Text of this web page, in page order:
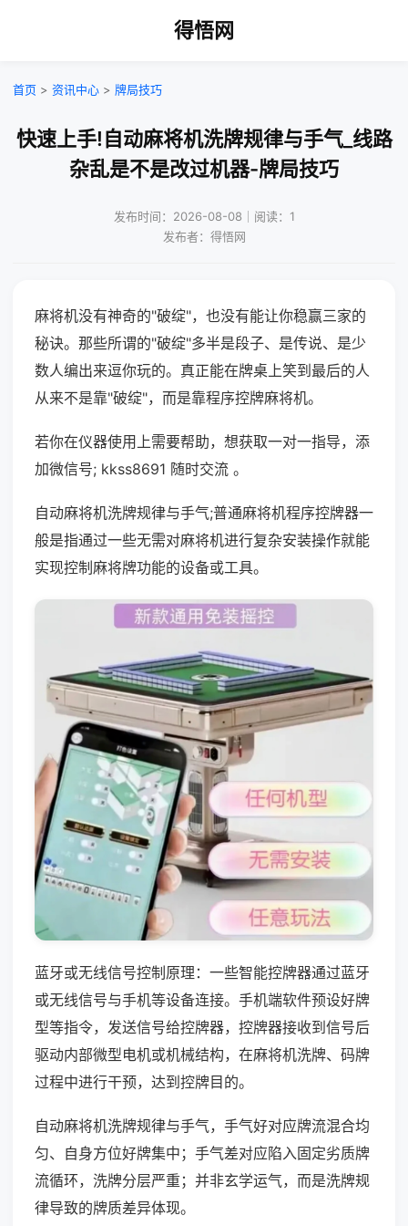
得悟网
首页 > 资讯中心 > 牌局技巧
快速上手!自动麻将机洗牌规律与手气_线路
杂乱是不是改过机器-牌局技巧
发布时间：2026-08-08｜阅读：1
发布者：得悟网
麻将机没有神奇的"破绽"，也没有能让你稳赢三家的
秘诀。那些所谓的"破绽"多半是段子、是传说、是少
数人编出来逗你玩的。真正能在牌桌上笑到最后的人
从来不是靠"破绽"，而是靠程序控牌麻将机。
若你在仪器使用上需要帮助，想获取一对一指导，添
加微信号; kkss8691 随时交流 。
自动麻将机洗牌规律与手气;普通麻将机程序控牌器一
般是指通过一些无需对麻将机进行复杂安装操作就能
实现控制麻将牌功能的设备或工具。
蓝牙或无线信号控制原理：一些智能控牌器通过蓝牙
或无线信号与手机等设备连接。手机端软件预设好牌
型等指令，发送信号给控牌器，控牌器接收到信号后
驱动内部微型电机或机械结构，在麻将机洗牌、码牌
过程中进行干预，达到控牌目的。
自动麻将机洗牌规律与手气，手气好对应牌流混合均
匀、自身方位好牌集中；手气差对应陷入固定劣质牌
流循环，洗牌分层严重；并非玄学运气，而是洗牌规
律导致的牌质差异体现。